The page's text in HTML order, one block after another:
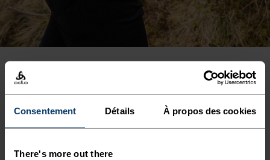
Consentement Détails À propos des cookies
There's more out there
Créée en partenariat avec